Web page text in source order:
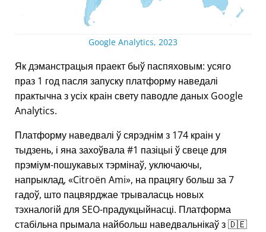
Google Analytics, 2023
Як дэманстрацыя праект быў паспяховым: усяго
праз 1 год пасля запуску платформу наведалі
практычна з усіх краін свету паводле даных Google
Analytics.
Платформу наведвалі ў сярэднім з 174 краін у
тыдзень, і яна захоўвала #1 пазіцыі ў свеце для
прэміум-пошукавых тэрмінаў, уключаючы,
напрыклад,
Citroën Ami , на працягу больш за 7
гадоў, што пацвярджае трываласць новых
тэхналогій для SEO-прадукцыйнасці. Платформа
стабільна прымала найбольш наведвальнікаў з 🇩🇪